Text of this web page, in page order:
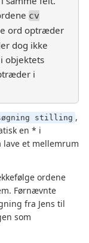
cv
ord optræder
dog ikke
objektets
i
stilling ,
en * i
et mellemrum
ordene
Førnævnte
fra Jens til
som